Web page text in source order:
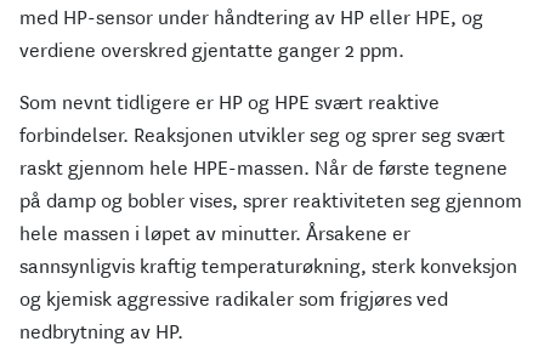
med HP-sensor under håndtering av HP eller HPE, og
verdiene overskred gjentatte ganger 2 ppm.
Som nevnt tidligere er HP og HPE svært reaktive
forbindelser. Reaksjonen utvikler seg og sprer seg svært
raskt gjennom hele HPE-massen. Når de første tegnene
på damp og bobler vises, sprer reaktiviteten seg gjennom
hele massen i løpet av minutter. Årsakene er
sannsynligvis kraftig temperaturøkning, sterk konveksjon
og kjemisk aggressive radikaler som frigjøres ved
nedbrytning av HP.